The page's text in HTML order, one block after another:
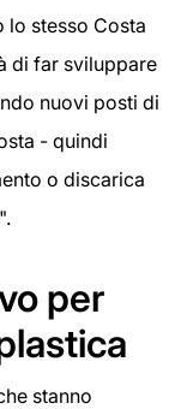
stesso Costa
di far sviluppare
nuovi posti di
- quindi
o discarica
per
stanno